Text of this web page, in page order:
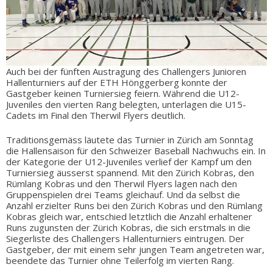
Auch bei der fünften Austragung des Challengers Junioren
Hallenturniers auf der ETH Hönggerberg konnte der
Gastgeber keinen Turniersieg feiern. Während die U12-
Juveniles den vierten Rang belegten, unterlagen die U15-
Cadets im Final den Therwil Flyers deutlich.
Traditionsgemäss läutete das Turnier in Zürich am Sonntag
die Hallensaison für den Schweizer Baseball Nachwuchs ein. In
der Kategorie der U12-Juveniles verlief der Kampf um den
Turniersieg äusserst spannend. Mit den Zürich Kobras, den
Rümlang Kobras und den Therwil Flyers lagen nach den
Gruppenspielen drei Teams gleichauf. Und da selbst die
Anzahl erzielter Runs bei den Zürich Kobras und den Rümlang
Kobras gleich war, entschied letztlich die Anzahl erhaltener
Runs zugunsten der Zürich Kobras, die sich erstmals in die
Siegerliste des Challengers Hallenturniers eintrugen. Der
Gastgeber, der mit einem sehr jungen Team angetreten war,
beendete das Turnier ohne Teilerfolg im vierten Rang.